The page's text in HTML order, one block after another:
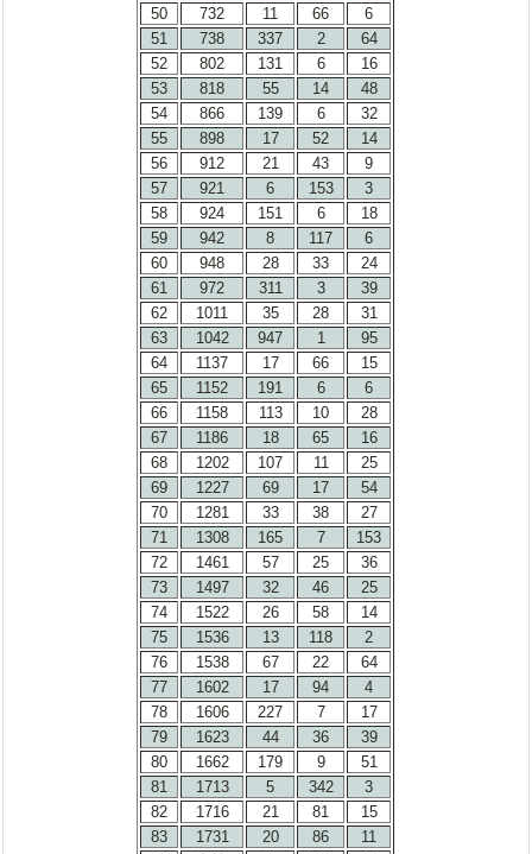
50
732 11 66
6
51
738 337 2
64
52
802 131 6
16
53
818 55 14
48
54
866 139 6
32
55
898 17 52
14
56
912 21 43
9
57
921 6 153
3
58
924 151 6
18
59
942 8 117
6
60
948 28 33
24
61
972 311 3
39
62
1011 35 28
31
63
1042 947 1
95
64
1137 17 66
15
65
1152 191 6
6
66
1158 113 10
28
67
1186 18 65
16
68
1202 107 11
25
69
1227 69 17
54
70
1281 33 38
27
71
1308 165 7
153
72
1461 57 25
36
73
1497 32 46
25
74
1522 26 58
14
75
1536 13 118
2
76
1538 67 22
64
77
1602 17 94
4
78
1606 227 7
17
79
1623 44 36
39
80
1662 179 9
51
81
1713 5 342
3
82
1716 21 81
15
83
1731 20 86
11